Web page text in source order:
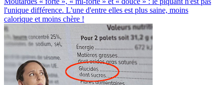
l'unique différence. L'une d'entre elles est plus saine, moins
calorique et moins chère !